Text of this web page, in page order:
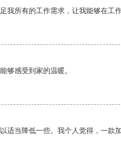
我所有的工作需求，让我能够在工作
够感受到家的温暖。
适当降低一些。我个人觉得，一款